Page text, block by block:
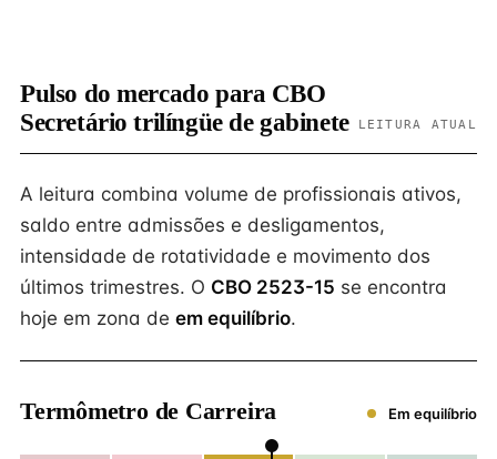
Pulso do mercado para CBO
Secretário trilíngüe de gabinete
LEITURA ATUAL
A leitura combina volume de profissionais ativos,
saldo entre admissões e desligamentos,
intensidade de rotatividade e movimento dos
últimos trimestres. O CBO 2523-15 se encontra
hoje em zona de em equilíbrio.
Termômetro de Carreira Em equilíbrio